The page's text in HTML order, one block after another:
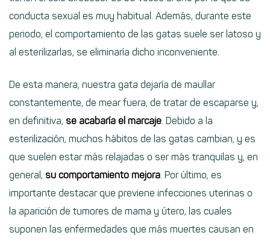
conducta sexual es muy habitual. Además, durante este
periodo, el comportamiento de las gatas suele ser latoso y
al esterilizarlas, se eliminaría dicho inconveniente.
De esta manera, nuestra gata dejaría de maullar
constantemente, de mear fuera, de tratar de escaparse y,
en definitiva, se acabaría el marcaje. Debido a la
esterilización, muchos hábitos de las gatas cambian, y es
que suelen estar más relajadas o ser más tranquilas y, en
general, su comportamiento mejora. Por último, es
importante destacar que previene infecciones uterinas o
la aparición de tumores de mama y útero, las cuales
suponen las enfermedades que más muertes causan en